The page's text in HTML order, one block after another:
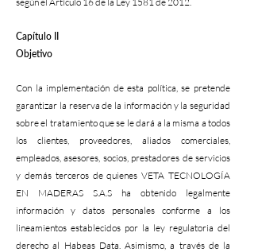
Capítulo II
Objetivo
Con la implementación de esta política, se pretende
garantizar la reserva de la información y la seguridad
sobre el tratamiento que se le dará a la misma a todos
los clientes, proveedores, aliados comerciales,
empleados, asesores, socios, prestadores de servicios
y demás terceros de quienes VETA TECNOLOGÍA
EN MADERAS S.A.S ha obtenido legalmente
información y datos personales conforme a los
lineamientos establecidos por la ley regulatoria del
derecho al Habeas Data. Asimismo, a través de la